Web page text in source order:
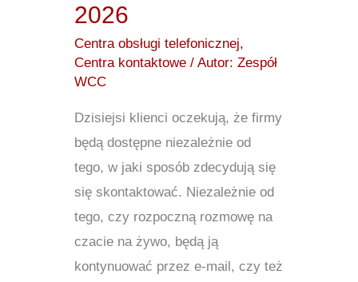
2026
Centra obsługi telefonicznej,
Centra kontaktowe / Autor:Zespół
WCC
Dzisiejsi klienci oczekują, że firmy
będą dostępne niezależnie od
tego, w jaki sposób zdecydują się
się skontaktować. Niezależnie od
tego, czy rozpoczną rozmowę na
czacie na żywo, będą ją
kontynuować przez e-mail, czy też